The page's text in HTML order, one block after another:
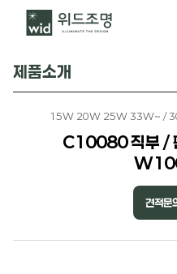
제품소개
15W 20W 25W 33W~ /
C10080 직부 /
견적문